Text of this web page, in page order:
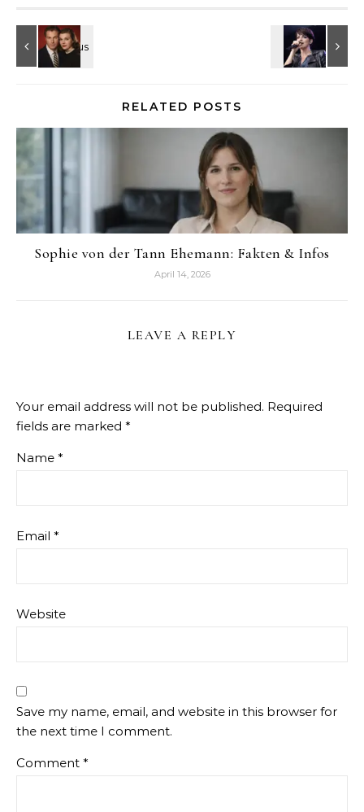
RELATED POSTS
Sophie von der Tann Ehemann: Fakten & Infos
April 14, 2026
LEAVE A REPLY
Your email address will not be published. Required
fields are marked *
Name *
Email *
Website
Save my name, email, and website in this browser for
the next time I comment.
Comment *